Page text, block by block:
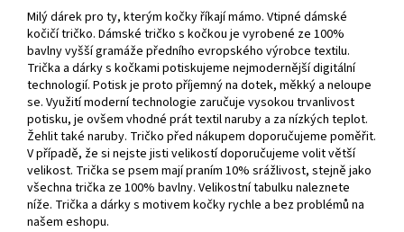
Milý dárek pro ty, kterým kočky říkají mámo. Vtipné dámské
kočičí tričko. Dámské tričko s kočkou je vyrobené ze 100%
bavlny vyšší gramáže předního evropského výrobce textilu.
Trička a dárky s kočkami potiskujeme nejmodernější digitální
technologií. Potisk je proto příjemný na dotek, měkký a neloupe
se. Využití moderní technologie zaručuje vysokou trvanlivost
potisku, je ovšem vhodné prát textil naruby a za nízkých teplot.
Žehlit také naruby. Tričko před nákupem doporučujeme poměřit.
V případě, že si nejste jisti velikostí doporučujeme volit větší
velikost. Trička se psem mají praním 10% srážlivost, stejně jako
všechna trička ze 100% bavlny. Velikostní tabulku naleznete
níže. Trička a dárky s motivem kočky rychle a bez problémů na
našem eshopu.